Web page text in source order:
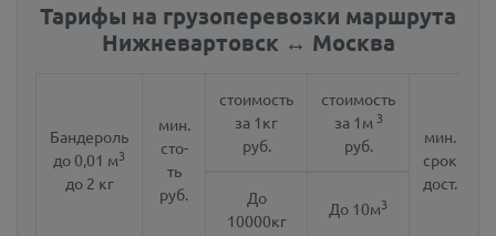
Тарифы на грузоперевозки маршрута
Нижневартовск ↔ Москва
Бандероль
до 0,01 м3
до 2 кг
мин.
сто-
ть
руб.
стоимость
за 1кг
руб.
стоимость
за 1м 3
руб.
мин.
срок
дост.
До
10000кг
До 10м3